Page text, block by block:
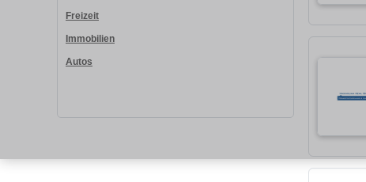
Freizeit
Immobilien
Autos